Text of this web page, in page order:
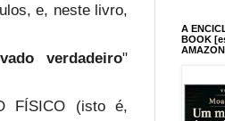
e, neste livro,
verdadeiro"
FÍSICO (isto é,
A
BOOK